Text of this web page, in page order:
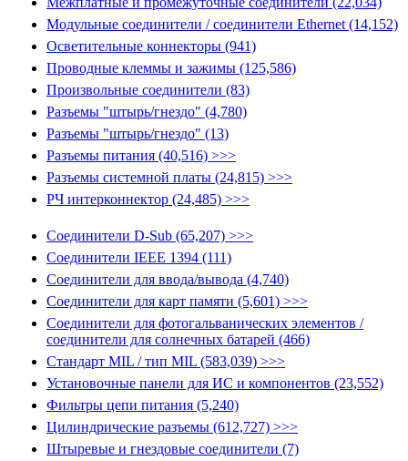
Модульные соединители / соединители Ethernet (14,152)
Осветительные коннекторы (941)
Проводные клеммы и зажимы (125,586)
Произвольные соединители (83)
Разъемы "штырь/гнездо" (4,780)
Разъемы "штырь/гнездо" (13)
Разъемы питания (40,516) >>>
Разъемы системной платы (24,815) >>>
РЧ интерконнектор (24,485) >>>
Соединители D-Sub (65,207) >>>
Соединители IEEE 1394 (111)
Соединители для ввода/вывода (4,740)
Соединители для карт памяти (5,601) >>>
Соединители для фотогальванических элементов /
соединители для солнечных батарей (466)
Стандарт MIL / тип MIL (583,039) >>>
Установочные панели для ИС и компонентов (23,552)
Фильтры цепи питания (5,240)
Цилиндрические разъемы (612,727) >>>
Штыревые и гнездовые соединители (7)